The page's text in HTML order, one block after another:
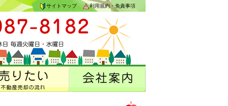
利用規約・免責事項
サイトマップ